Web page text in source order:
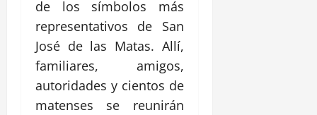
de los símbolos más
representativos de San
José de las Matas. Allí,
familiares, amigos,
autoridades y cientos de
matenses se reunirán